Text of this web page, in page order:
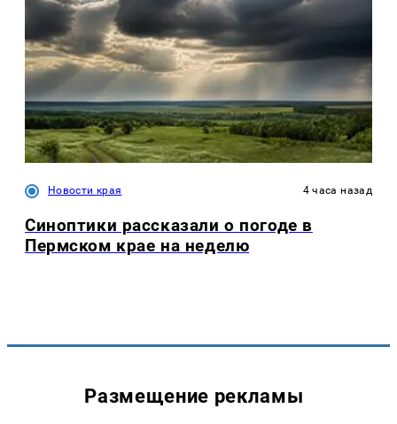
Новости края 4 часа назад
Синоптики рассказали о погоде в
Пермском крае на неделю
Размещение рекламы